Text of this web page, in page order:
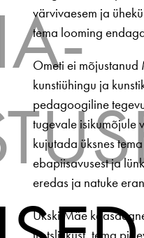
värvivaesem ja
tema looming
Ometi ei
kunstiühingu ja
pedagoogiline
tugevale isikumõjule
kujutada üksnes
ebapiisavusest ja
eredas ja natuke
Ükski Mäe